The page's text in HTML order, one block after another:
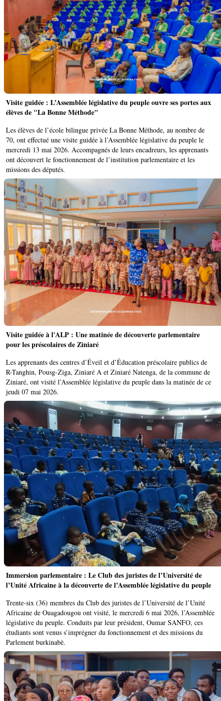
Visite guidée : L’Assemblée législative du peuple ouvre ses portes aux
élèves de "La Bonne Méthode"
Les élèves de l’école bilingue privée La Bonne Méthode, au nombre de
70, ont effectué une visite guidée à l’Assemblée législative du peuple le
mercredi 13 mai 2026. Accompagnés de leurs encadreurs, les apprenants
ont découvert le fonctionnement de l’institution parlementaire et les
missions des députés.
Visite guidée à l'ALP : Une matinée de découverte parlementaire
pour les préscolaires de Ziniaré
Les apprenants des centres d’Éveil et d’Éducation préscolaire publics de
R-Tanghin, Pousg-Ziga, Ziniaré A et Ziniaré Natenga, de la commune de
Ziniaré, ont visité l’Assemblée législative du peuple dans la matinée de ce
jeudi 07 mai 2026.
Immersion parlementaire : Le Club des juristes de l’Université de
l’Unité Africaine à la découverte de l’Assemblée législative du peuple
Trente-six (36) membres du Club des juristes de l’Université de l’Unité
Africaine de Ouagadougou ont visité, le mercredi 6 mai 2026, l’Assemblée
législative du peuple. Conduits par leur président, Oumar SANFO, ces
étudiants sont venus s’imprégner du fonctionnement et des missions du
Parlement burkinabè.